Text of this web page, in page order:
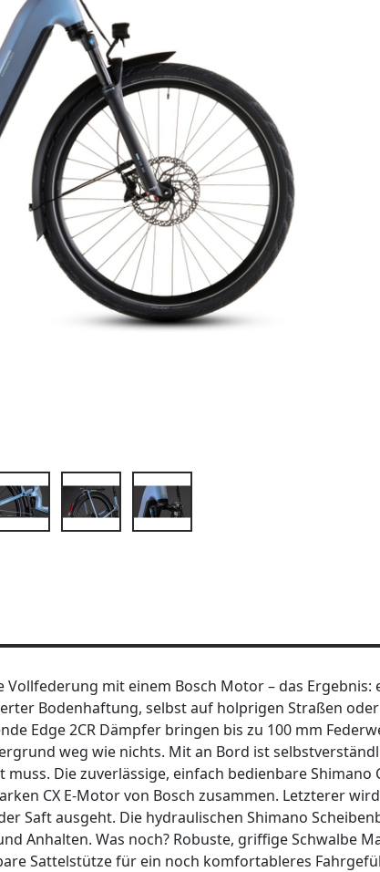
mit einem Bosch Motor – das Ergebnis:
Bodenhaftung, selbst auf holprigen Straßen
Edge 2CR Dämpfer bringen bis zu 100 mm
weg wie nichts. Mit an Bord ist
Die zuverlässige, einfach bedienbare Shimano
CX E-Motor von Bosch zusammen. Letzterer
Saft ausgeht. Die hydraulischen Shimano
Anhalten. Was noch? Robuste, griffige Schwalbe
Sattelstütze für ein noch komfortableres